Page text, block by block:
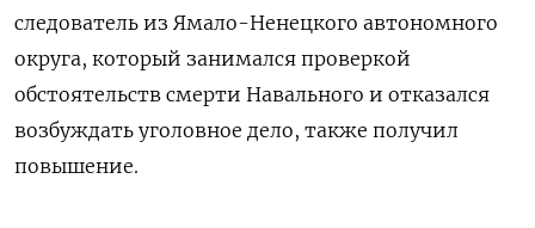
следователь из Ямало-Ненецкого автономного
округа, который занимался проверкой
обстоятельств смерти Навального и отказался
возбуждать уголовное дело, также получил
повышение.